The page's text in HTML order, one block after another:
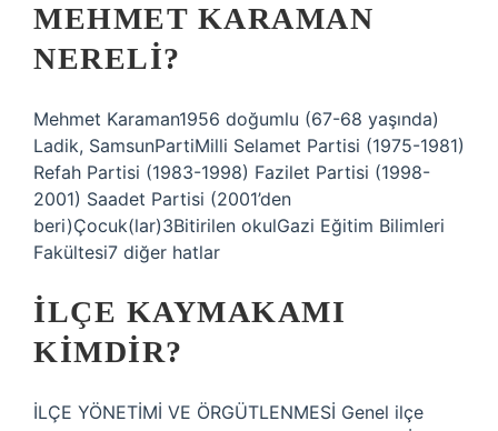
MEHMET KARAMAN
NERELI?
Mehmet Karaman1956 doğumlu (67-68 yaşında)
Ladik, SamsunPartiMilli Selamet Partisi (1975-1981)
Refah Partisi (1983-1998) Fazilet Partisi (1998-
2001) Saadet Partisi (2001’den
beri)Çocuk(lar)3Bitirilen okulGazi Eğitim Bilimleri
Fakültesi7 diğer hatlar
İLÇE KAYMAKAMI
KIMDIR?
İLÇE YÖNETİMİ VE ÖRGÜTLENMESİ Genel ilçe